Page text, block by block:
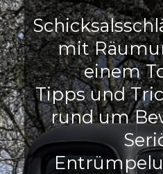
mit
einem
Tipps und
rund um